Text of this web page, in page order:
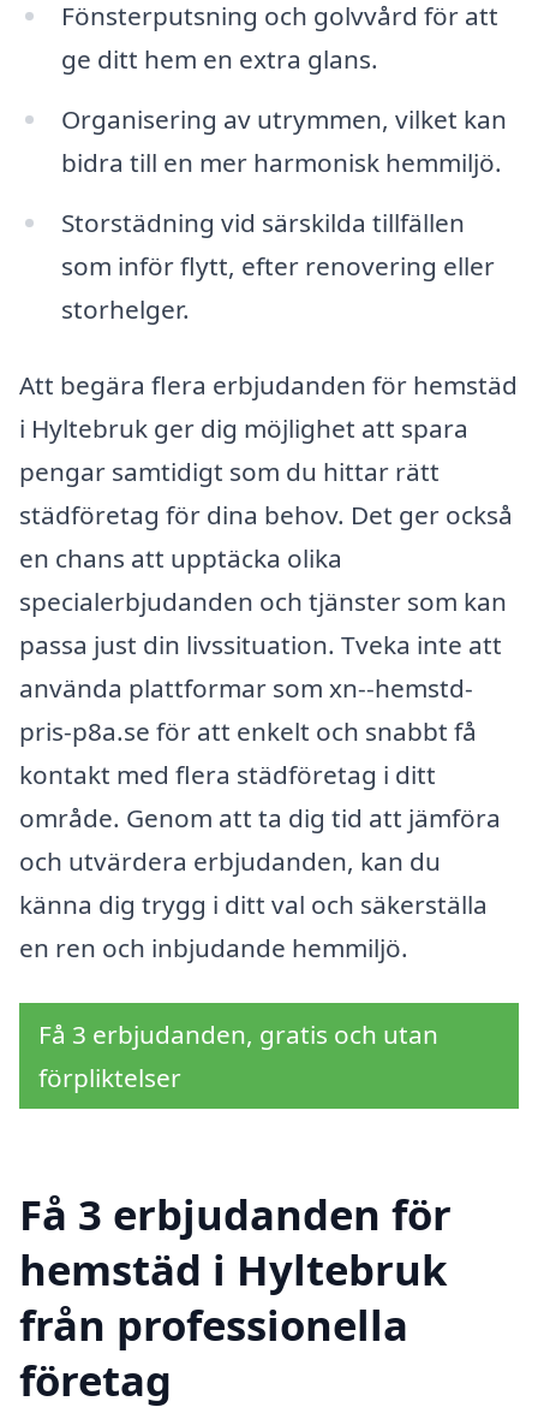
Fönsterputsning och golvvård för att
ge ditt hem en extra glans.
Organisering av utrymmen, vilket kan
bidra till en mer harmonisk hemmiljö.
Storstädning vid särskilda tillfällen
som inför flytt, efter renovering eller
storhelger.
Att begära flera erbjudanden för hemstäd
i Hyltebruk ger dig möjlighet att spara
pengar samtidigt som du hittar rätt
städföretag för dina behov. Det ger också
en chans att upptäcka olika
specialerbjudanden och tjänster som kan
passa just din livssituation. Tveka inte att
använda plattformar som xn--hemstd-
pris-p8a.se för att enkelt och snabbt få
kontakt med flera städföretag i ditt
område. Genom att ta dig tid att jämföra
och utvärdera erbjudanden, kan du
känna dig trygg i ditt val och säkerställa
en ren och inbjudande hemmiljö.
Få 3 erbjudanden, gratis och utan
förpliktelser
Få 3 erbjudanden för
hemstäd i Hyltebruk
från professionella
företag